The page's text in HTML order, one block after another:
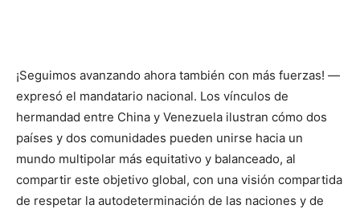
¡Seguimos avanzando ahora también con más fuerzas! —
expresó el mandatario nacional. Los vínculos de
hermandad entre China y Venezuela ilustran cómo dos
países y dos comunidades pueden unirse hacia un
mundo multipolar más equitativo y balanceado, al
compartir este objetivo global, con una visión compartida
de respetar la autodeterminación de las naciones y de